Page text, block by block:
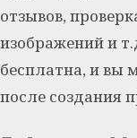
отзывов,
изображений и
бесплатна, и вы
после создания